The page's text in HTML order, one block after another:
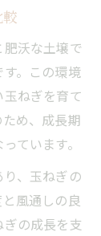
沃な土壌で
。この環境
ねぎを育て
め、成長期
ています。
、玉ねぎの
風通しの良
の成長を支